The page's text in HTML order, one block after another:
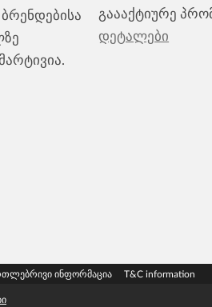
გაააქტიურე
დეტალები
ინფორმაცია T&C information